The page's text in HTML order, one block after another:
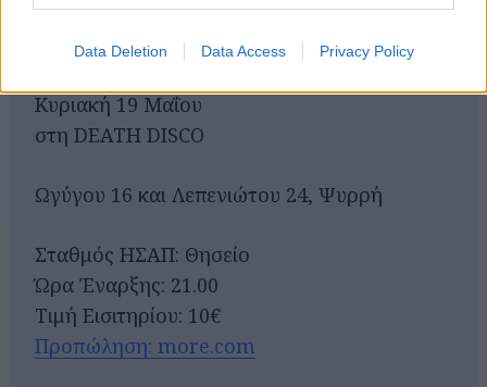
Data Deletion Data Access Privacy Policy
LIVE
Κυριακή 19 Μαΐου
στη DEATH DISCO
Ωγύγου 16 και Λεπενιώτου 24, Ψυρρή
Σταθμός ΗΣΑΠ: Θησείο
Ώρα Έναρξης: 21.00
Τιμή Εισιτηρίου: 10€
Προπώληση: more.com